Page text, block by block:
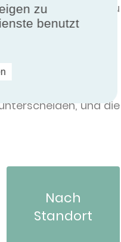
hat auch zu
geführt.
und die
Nach
Standort
zu
benutzt